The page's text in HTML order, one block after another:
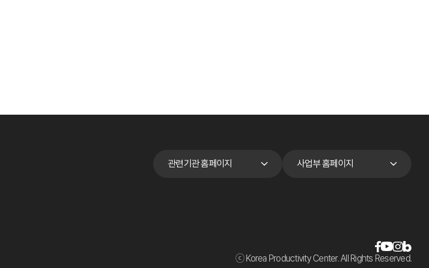
관련기관 홈페이지 사업부 홈페이지
ⓒ Korea Productivity Center. All Rights Reserved.